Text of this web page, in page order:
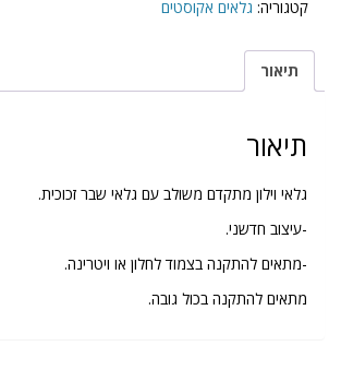
קטגוריה: גלאים אקוסטים
תיאור
תיאור
גלאי וילון מתקדם משולב עם גלאי שבר זכוכית.
-עיצוב חדשני.
-מתאים להתקנה בצמוד לחלון או ויטרינה.
מתאים להתקנה בכול גובה.